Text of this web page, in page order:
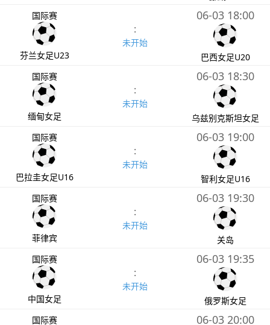
国际赛
芬兰女足U23
:
未开始
06-03 18:00
巴西女足U20
国际赛
缅甸女足
:
未开始
06-03 18:30
乌兹别克斯坦女足
国际赛
巴拉圭女足U16
:
未开始
06-03 19:00
智利女足U16
国际赛
菲律宾
:
未开始
06-03 19:30
关岛
国际赛
中国女足
:
未开始
06-03 19:35
俄罗斯女足
国际赛
06-03 20:00